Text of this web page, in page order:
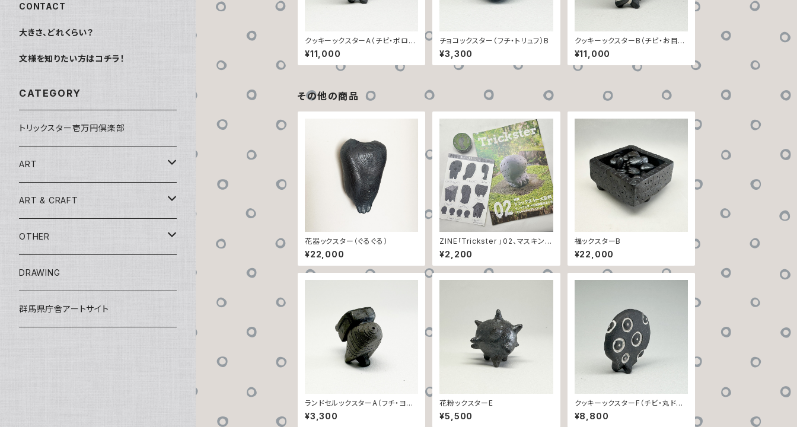
クッキーックスターA（チビ・ボロノ
イ）
¥11,000
チョコックスター（フチ・トリュフ）B
¥3,300
クッキーックスターB（チビ・お目目
／お口）
¥11,000
その他の商品
花器ックスター（ぐるぐる）
¥22,000
ZINE「Trickster 」02、マスキング
テープ、トリックスターシールセット
販売
¥2,200
福ックスターB
¥22,000
ランドセルックスターA（フチ・ヨコ
シマ）
¥3,300
花粉ックスターE
¥5,500
クッキーックスターF（チビ・丸ドッ
ト）
¥8,800
CONTACT
大きさ、どれくらい？
文様を知りたい方はコチラ！
CATEGORY
トリックスター壱万円倶楽部
ART
トリックスター百鬼夜行
チビックスター
フチックスター
座リックスター
座リックスター
ART & CRAFT
植木鉢ックスター
狭間の森
蚊取リックスター
花器ックスター
OTHER
ZINE「Trickster」
マスキングテープ
DRAWING
群馬県庁舎アートサイト